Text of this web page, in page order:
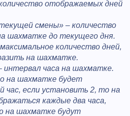
отображаемых дней
смены» – количество
шахматке до текущего дня.
количество дней,
на шахматке.
интервал часа на шахматке.
на шахматке будет
час, если установить 2, то на
каждые два часа,
на шахматке будут